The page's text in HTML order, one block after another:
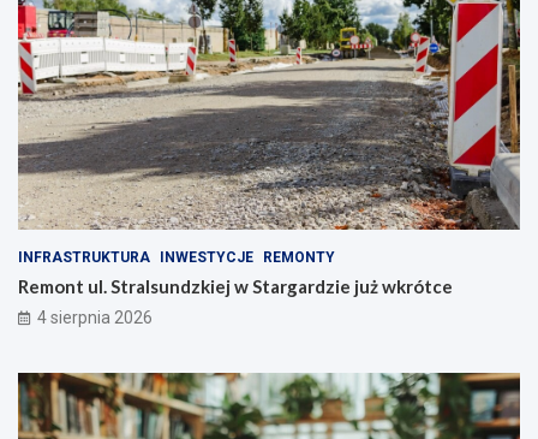
w
i
a
t
u
S
t
a
r
g
r
d
z
e
g
o
INFRASTRUKTURA INWESTYCJE REMONTY
Remont ul. Stralsundzkiej w Stargardzie już wkrótce
4 sierpnia 2026